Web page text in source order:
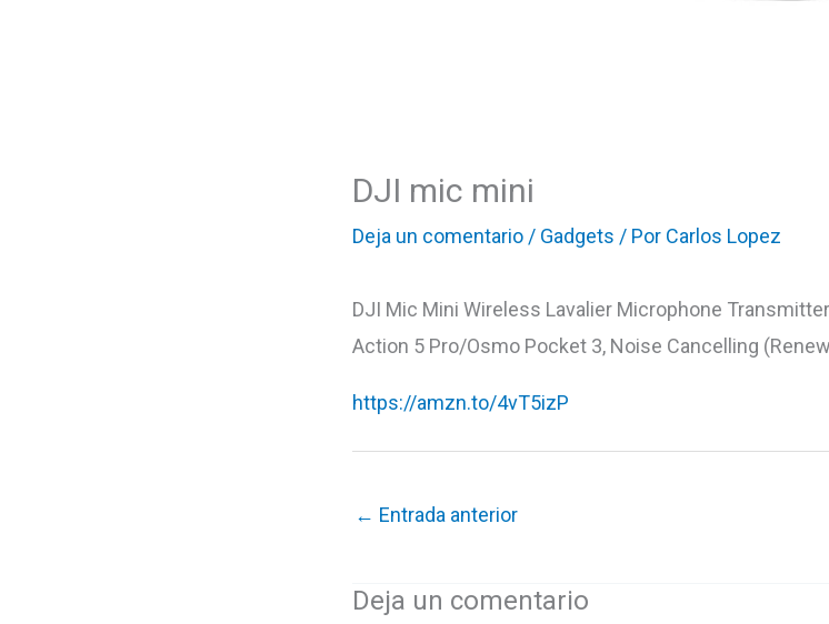
DJI mic mini
Deja un comentario / Gadgets / Por Carlos Lopez
DJI Mic Mini Wireless Lavalier Microphone
Action 5 Pro/Osmo Pocket 3, Noise Cancelling
https://amzn.to/4vT5izP
← Entrada anterior
Deja un comentario